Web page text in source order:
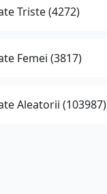
Triste (4272)
Femei (3817)
Aleatorii (103987)